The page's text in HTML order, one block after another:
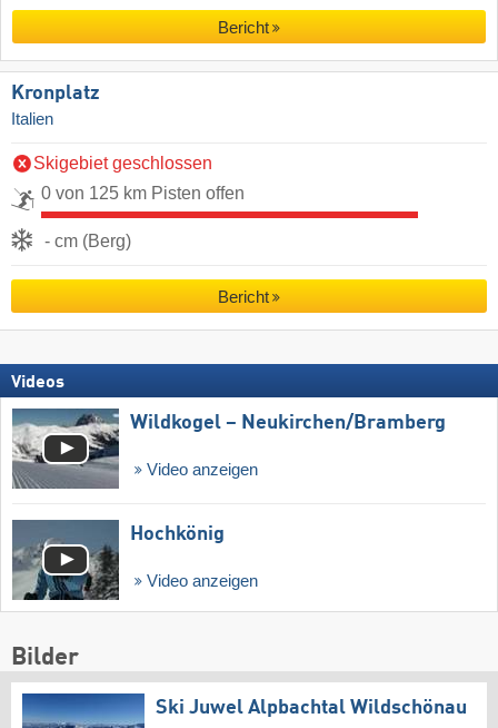
Bericht
Kronplatz
Italien
Skigebiet geschlossen
0 von 125 km Pisten offen
- cm (Berg)
Bericht
Videos
Wildkogel – Neukirchen/​Bramberg
Video anzeigen
Hochkönig
Video anzeigen
Bilder
Ski Juwel Alpbachtal Wildschönau